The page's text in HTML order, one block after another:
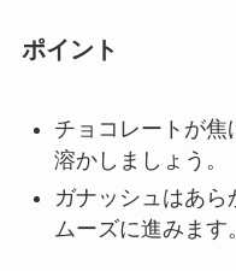
ポイント
チョコレートが焦
溶かしましょう。
ガナッシュはあら
ムーズに進みます。